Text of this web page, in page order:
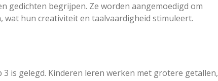
gedichten begrijpen. Ze worden aangemoedigd om
hun creativiteit en taalvaardigheid stimuleert.
is gelegd. Kinderen leren werken met grotere getallen,